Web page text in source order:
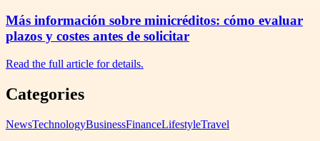
Más información sobre minicréditos: cómo evaluar
plazos y costes antes de solicitar
Read the full article for details.
Categories
NewsTechnologyBusinessFinanceLifestyleTravel